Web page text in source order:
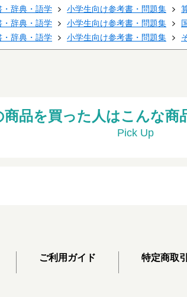
・辞典・語学 小学生向け参考書・問題集
・辞典・語学 小学生向け参考書・問題集
・辞典・語学 小学生向け参考書・問題集
商品を買った人はこんな商
Pick Up
ご利用ガイド 特定商取